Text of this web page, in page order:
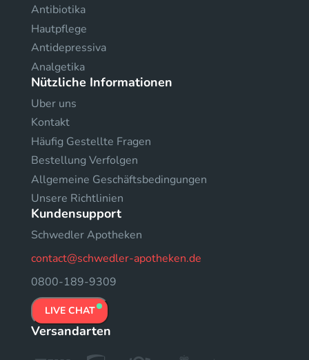
Antibiotika
Hautpflege
Antidepressiva
Analgetika
Nützliche Informationen
Uber uns
Kontakt
Häufig Gestellte Fragen
Bestellung Verfolgen
Allgemeine Geschäftsbedingungen
Unsere Richtlinien
Kundensupport
Schwedler Apotheken
contact@schwedler-apotheken.de
0800-189-9309
LIVE CHAT
Versandarten